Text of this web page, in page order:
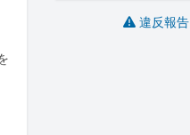
違反報告